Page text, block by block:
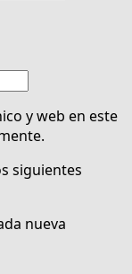
y web en este
siguientes
nueva